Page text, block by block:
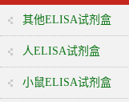
其他ELISA试剂盒
人ELISA试剂盒
小鼠ELISA试剂盒